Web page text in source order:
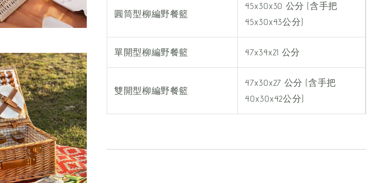
圓筒型柳編野餐籃
45x30x30 公分 (含手把
45x30x43公分)
單開型柳編野餐籃 47x34x21 公分
雙開型柳編野餐籃
47x30x27 公分 (含手把
40x30x42公分)